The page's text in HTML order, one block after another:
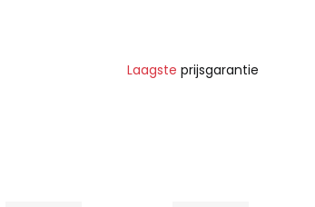
Laagste prijsgarantie